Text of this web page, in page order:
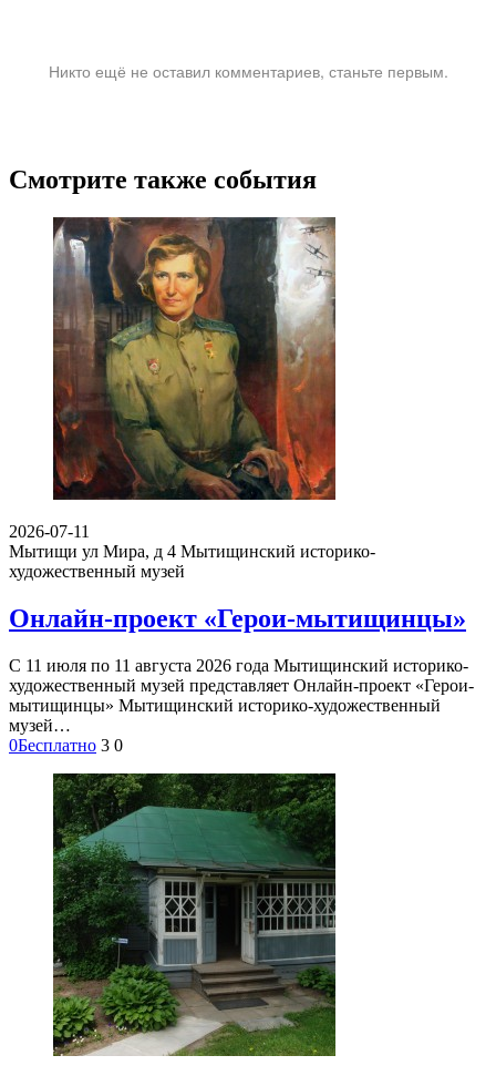
Никто ещё не оставил комментариев, станьте первым.
Смотрите также события
2026-07-11
Мытищи ул Мира, д 4 Мытищинский историко-
художественный музей
Онлайн-проект «Герои-мытищинцы»
С 11 июля по 11 августа 2026 года Мытищинский историко-
художественный музей представляет Онлайн-проект «Герои-
мытищинцы» Мытищинский историко-художественный
музей…
0Бесплатно 3 0